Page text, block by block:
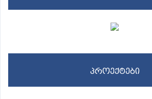
პროექტები